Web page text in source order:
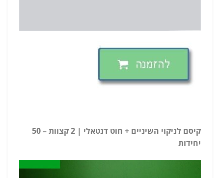
קיסם לניקוי השיניים + חוט דנטאלי | 2 קצוות – 50
יחידות